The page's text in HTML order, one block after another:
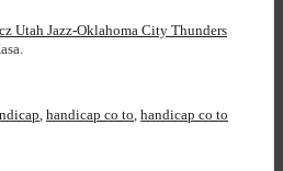
Utah Jazz-Oklahoma City Thunders
, handicap co to, handicap co to